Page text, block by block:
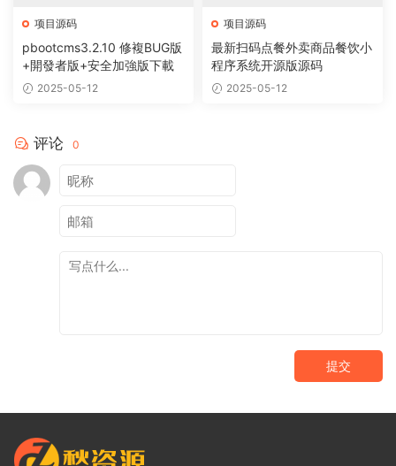
项目源码
pbootcms3.2.10 修複BUG版
+開發者版+安全加強版下載
2025-05-12
项目源码
最新扫码点餐外卖商品餐饮小
程序系统开源版源码
2025-05-12
评论 0
提交